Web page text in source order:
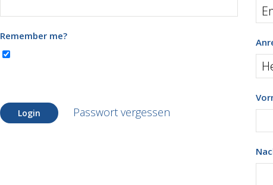
Remember me?
Login Passwort vergessen